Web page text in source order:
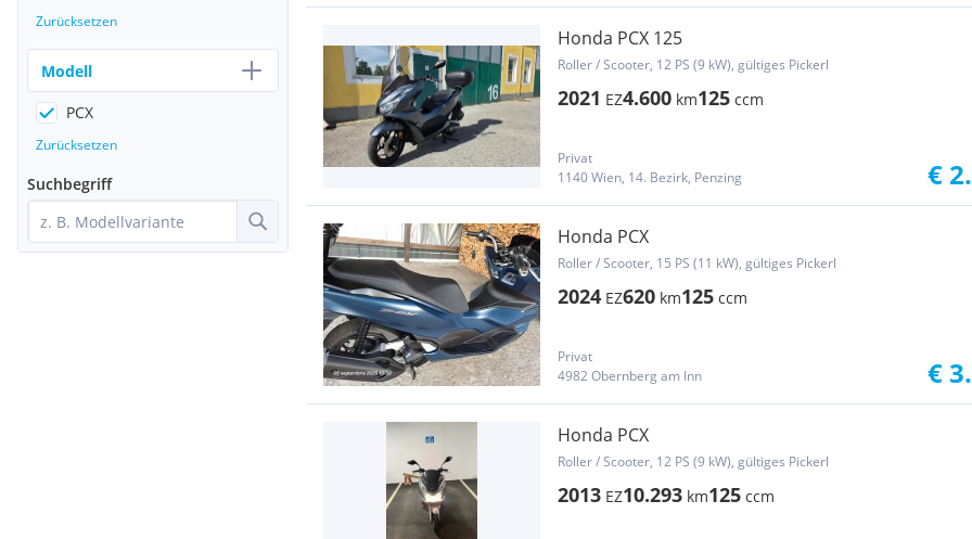
Honda PCX 125
Roller / Scooter, 12 PS (9 kW), gültiges Pickerl
2021 EZ4.600 km125 ccm
Privat
1140 Wien, 14. Bezirk, Penzing
€
Honda PCX
Roller / Scooter, 15 PS (11 kW), gültiges Pickerl
2024 EZ620 km125 ccm
Privat
4982 Obernberg am Inn
€
Honda PCX
Roller / Scooter, 12 PS (9 kW), gültiges Pickerl
2013 EZ10.293 km125 ccm
Zurücksetzen
Modell
PCX
Zurücksetzen
Suchbegriff